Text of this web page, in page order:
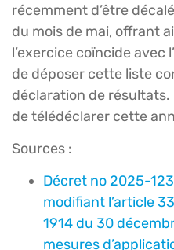
récemment d’être
du mois de mai, offrant
l’exercice coïncide avec
de déposer cette liste
déclaration de
de télédéclarer cette
Sources :
Décret no 2025-
modifiant l’article
1914 du 30
mesures